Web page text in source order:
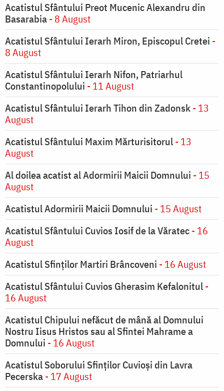
Acatistul Sfântului Preot Mucenic Alexandru din
Basarabia- 8 August
Acatistul Sfântului Ierarh Miron, Episcopul Cretei -
8 August
Acatistul Sfântului Ierarh Nifon, Patriarhul
Constantinopolului - 11 August
Acatistul Sfântului Ierarh Tihon din Zadonsk- 13
August
Acatistul Sfântului Maxim Mărturisitorul- 13
August
Al doilea acatist al Adormirii Maicii Domnului - 15
August
Acatistul Adormirii Maicii Domnului - 15 August
Acatistul Sfântului Cuvios Iosif de la Văratec- 16
August
Acatistul Sfinților Martiri Brâncoveni - 16 August
Acatistul Sfântului Cuvios Gherasim Kefalonitul-
16 August
Acatistul Chipului nefăcut de mână al Domnului
Nostru Iisus Hristos sau al Sfintei Mahrame a
Domnului - 16 August
Acatistul Soborului Sfinților Cuvioși din Lavra
Pecerska- 17 August